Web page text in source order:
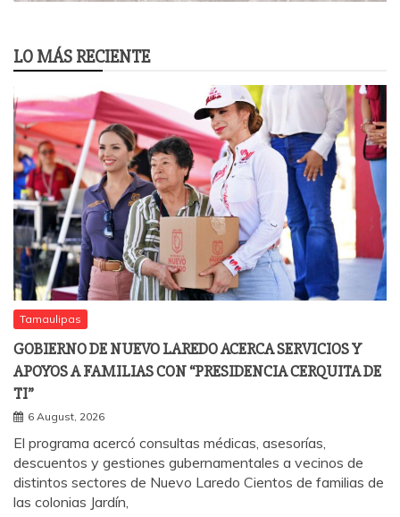
LO MÁS RECIENTE
Tamaulipas
GOBIERNO DE NUEVO LAREDO ACERCA SERVICIOS Y
APOYOS A FAMILIAS CON “PRESIDENCIA CERQUITA DE
TI”
6 August, 2026
El programa acercó consultas médicas, asesorías,
descuentos y gestiones gubernamentales a vecinos de
distintos sectores de Nuevo Laredo Cientos de familias de
las colonias Jardín,